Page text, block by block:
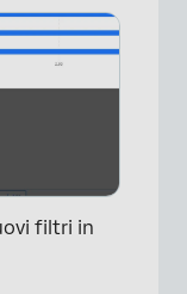
filtri in